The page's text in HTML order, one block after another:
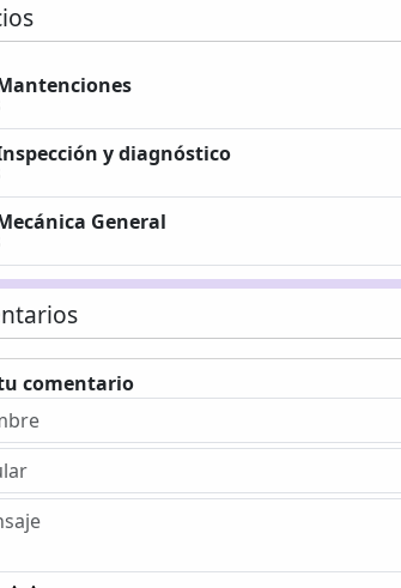
y diagnóstico
General
comentario